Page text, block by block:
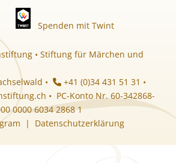
Spenden mit Twint
• Stiftung für Märchen und
•
+41 (0)34 431 51 31 •
• PC-Konto Nr. 60-342868-
0000 6034 2868 1
| Datenschutzerklärung